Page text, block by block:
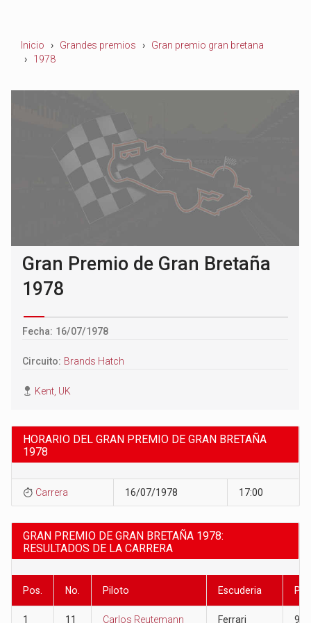
Inicio Grandes premios
Gran premio gran bretana
1978
Gran Premio de Gran Bretaña
1978
Fecha: 16/07/1978
Circuito: Brands Hatch
Kent, UK
HORARIO DEL GRAN PREMIO DE GRAN BRETAÑA
1978
Carrera 16/07/1978 17:00
GRAN PREMIO DE GRAN BRETAÑA 1978:
RESULTADOS DE LA CARRERA
Pos. No. Piloto Escuderia
1 11 Carlos Reutemann Ferrari 9